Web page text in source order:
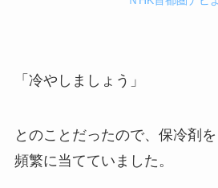
「冷やしましょう」
とのことだったので、保冷剤を
頻繁に当てていました。